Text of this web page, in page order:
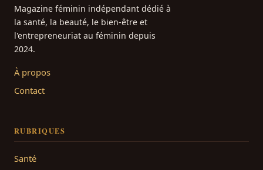
Magazine féminin indépendant dédié à
la santé, la beauté, le bien-être et
l'entrepreneuriat au féminin depuis
2024.
À propos
Contact
RUBRIQUES
Santé